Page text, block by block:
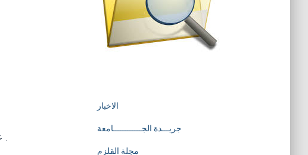
الاخبار
جريـــدة الجــــــــــــامعة
مجلة القلزم